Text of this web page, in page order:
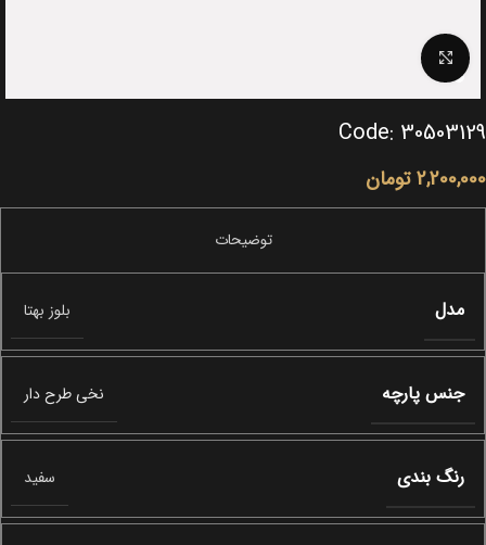
Click to enlarge
Code: 30503129
2,200,000 تومان
مدل بلوز بهتا
جنس پارچه نخی طرح دار
رنگ بندی سفید